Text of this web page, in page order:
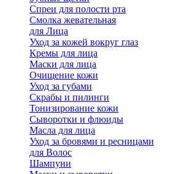
Спреи для полости рта
Смолка жевательная
для Лица
Уход за кожей вокруг глаз
Кремы для лица
Маски для лица
Очищение кожи
Уход за губами
Скрабы и пилинги
Тонизирование кожи
Сыворотки и флюиды
Масла для лица
Уход за бровями и ресницами
для Волос
Шампуни